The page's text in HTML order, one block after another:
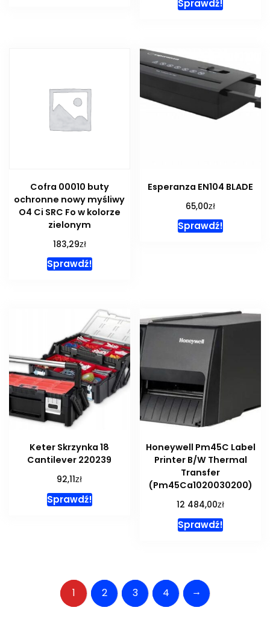
Sprawdź!
Cofra 00010 buty
ochronne nowy myśliwy
O4 Ci SRC Fo w kolorze
zielonym
183,29zł
Sprawdź!
Esperanza EN104 BLADE
65,00zł
Sprawdź!
Keter Skrzynka 18
Cantilever 220239
92,11zł
Sprawdź!
Honeywell Pm45C Label
Printer B/W Thermal
Transfer
(Pm45Ca1020030200)
12 484,00zł
Sprawdź!
1 2 3 4 →